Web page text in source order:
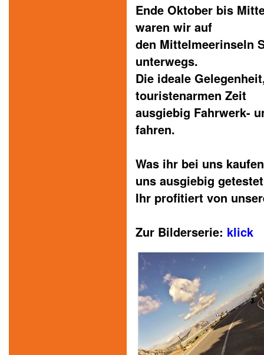
Ende Oktober bis
waren wir auf
den Mittelmeerinseln
unterwegs.
Die ideale
touristenarmen Zeit
ausgiebig Fahrwerk-
fahren.
Was ihr bei uns
uns ausgiebig
Ihr profitiert von
Zur Bilderserie: klick